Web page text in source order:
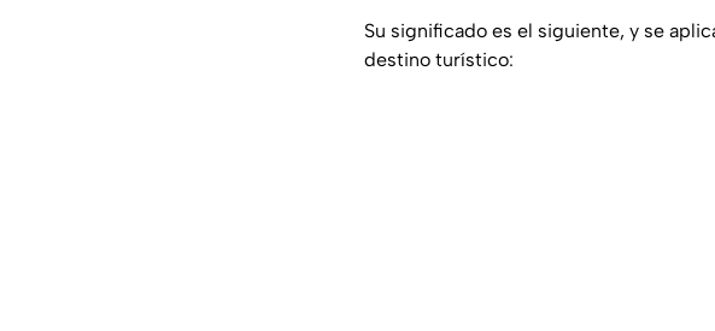
Su significado es el siguiente, y se
destino turístico: